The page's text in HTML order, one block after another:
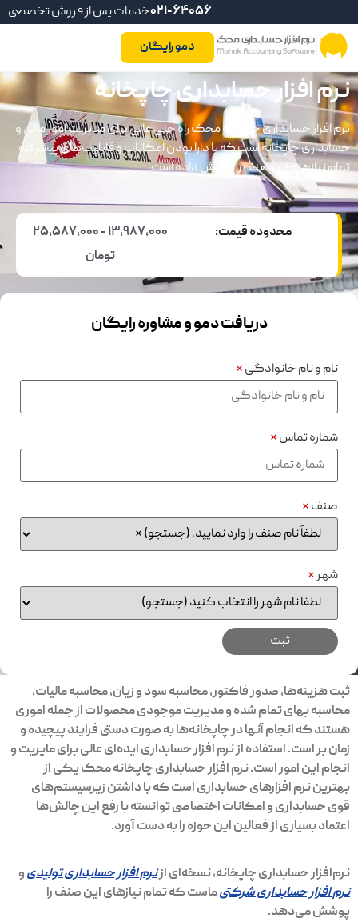
خدمات پس از فروش تخصصی021-64056
دمو رایگان
نرم افزار حسابداری چاپخانه
نرم افزار حسابداری چاپخانه محک راه حلی عالی برای مدیریت امور مالی و
حسابداری چاپخانه است که با دارا بودن امکانات و قابلیت‌های پیشرفته
تمام نیازهای این صنف را پوشش داده است.
محدوده قیمت:
13,987,000 - 25,587,000
تومان
دریافت دمو و مشاوره رایگان
نام و نام خانوادگی*
شماره تماس*
صنف*
شهر*
ثبت هزینه‌ها، صدور فاکتور، محاسبه سود و زیان، محاسبه مالیات،
محاسبه بهای تمام شده و مدیریت موجودی محصولات از جمله اموری
هستند که انجام آنها در چاپخانه‌ها به صورت دستی فرایند پیچیده و
زمان بر است. استفاده از نرم افزار حسابداری ایده‌ای عالی برای مایریت و
انجام این امور است. نرم افزار حسابداری چاپخانه محک یکی از
بهترین نرم افزارهای حسابداری است که با داشتن زیرسیستم‌های
قوی حسابداری و امکانات اختصاصی توانسته با رفع این چالش‌ها
اعتماد بسیاری از فعالین این حوزه را به دست آورد.
نرم‌افزار حسابداری چاپخانه، نسخه‌ای ازنرم افزار حسابداری تولیدیو
نرم افزار حسابداری شرکتیماست که تمام نیازهای این صنف را
پوشش می‌دهد.